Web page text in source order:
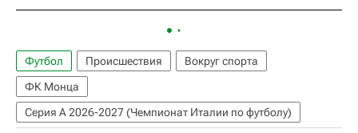
Футбол Происшествия
Вокруг спорта
ФК Монца
Серия А 2026-2027 (Чемпионат Италии по футболу)